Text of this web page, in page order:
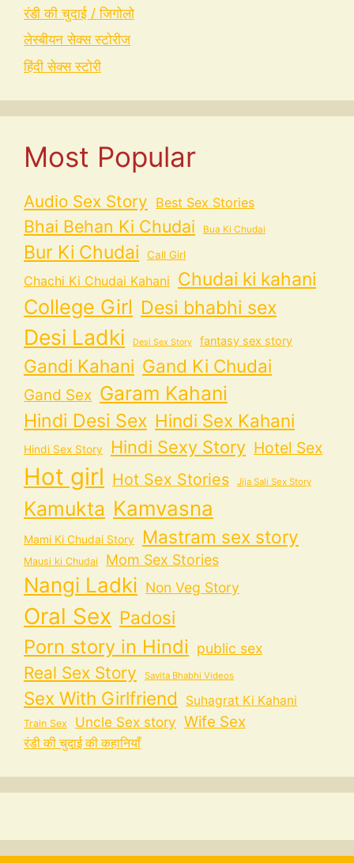
रंडी की चुदाई / जिगोलो
लेस्बीयन सेक्स स्टोरीज
हिंदी सेक्स स्टोरी
Most Popular
Audio Sex Story Best Sex Stories
Bhai Behan Ki Chudai Bua Ki Chudai
Bur Ki Chudai Call Girl
Chachi Ki Chudai Kahani Chudai ki kahani
College Girl Desi bhabhi sex
Desi Ladki Desi Sex Story fantasy sex story
Gandi Kahani Gand Ki Chudai
Gand Sex Garam Kahani
Hindi Desi Sex Hindi Sex Kahani
Hindi Sex Story Hindi Sexy Story Hotel Sex
Hot girl Hot Sex Stories Jija Sali Sex Story
Kamukta Kamvasna
Mami Ki Chudai Story Mastram sex story
Mausi ki Chudai Mom Sex Stories
Nangi Ladki Non Veg Story
Oral Sex Padosi
Porn story in Hindi public sex
Real Sex Story Savita Bhabhi Videos
Sex With Girlfriend Suhagrat Ki Kahani
Train Sex Uncle Sex story Wife Sex
रंडी की चुदाई की कहानियाँ